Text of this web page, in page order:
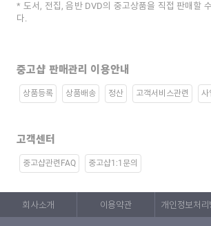
도서, 전집, 음반 DVD의 중고상품을 직접 판매할
다.
중고샵 판매관리 이용안내
상품등록 상품배송 정산 고객서비스관련 사
고객센터
중고샵관련FAQ 중고샵1:1문의
회사소개 이용약관 개인정보처리